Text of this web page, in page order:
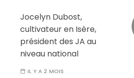
Jocelyn Dubost,
cultivateur en Isère,
président des JA au
niveau national
IL Y A 2 MOIS